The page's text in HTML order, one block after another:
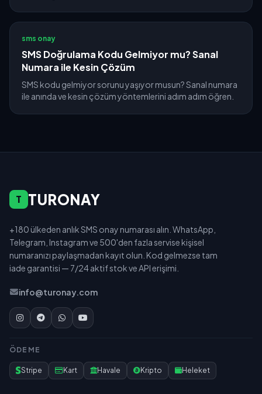
sms onay
SMS Doğrulama Kodu Gelmiyor mu? Sanal
Numara ile Kesin Çözüm
SMS kodu gelmiyor sorunu yaşıyor musun? Sanal numara
ile anında ve kesin çözüm yöntemlerini adım adım öğren.
T TURONAY
+180 ülkeden anlık SMS onay numarası alın. WhatsApp,
Telegram, Instagram ve 500'den fazla servise kişisel
numaranızı paylaşmadan kayıt olun. Kod gelmezse tam
iade garantisi — 7/24 aktif stok ve API erişimi.
info@turonay.com
ÖDEME
Stripe Kart Havale Kripto Heleket